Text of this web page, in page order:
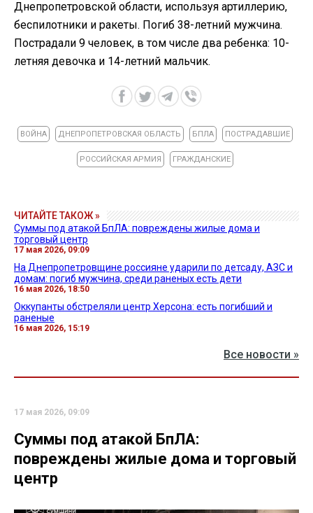
Днепропетровской области, используя артиллерию,
беспилотники и ракеты. Погиб 38-летний мужчина.
Пострадали 9 человек, в том числе два ребенка: 10-
летняя девочка и 14-летний мальчик.
ВОЙНА ДНЕПРОПЕТРОВСКАЯ ОБЛАСТЬ БПЛА ПОСТРАДАВШИЕ
РОССИЙСКАЯ АРМИЯ ГРАЖДАНСКИЕ
ЧИТАЙТЕ ТАКОЖ »
Суммы под атакой БпЛА: повреждены жилые дома и
торговый центр
17 мая 2026, 09:09
На Днепропетровщине россияне ударили по детсаду, АЗС и
домам: погиб мужчина, среди раненых есть дети
16 мая 2026, 18:50
Оккупанты обстреляли центр Херсона: есть погибший и
раненые
16 мая 2026, 15:19
Все новости »
17 мая 2026, 09:09
Суммы под атакой БпЛА:
повреждены жилые дома и торговый
центр